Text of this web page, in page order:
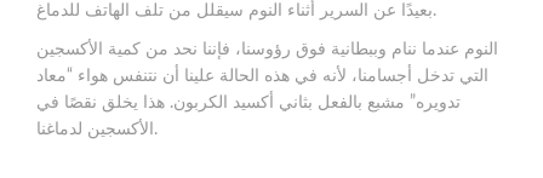
بعيدًا عن السرير أثناء النوم سيقلل من تلف الهاتف للدماغ.
النوم عندما ننام وببطانية فوق رؤوسنا، فإننا نحد من كمية الأكسجين
التي تدخل أجسامنا، لأنه في هذه الحالة علينا أن نتنفس هواء “معاد
تدويره” مشبع بالفعل بثاني أكسيد الكربون. هذا يخلق نقصًا في
الأكسجين لدماغنا.